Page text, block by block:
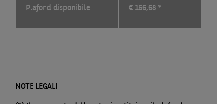
Plafond disponibile € 166,68 *
NOTE LEGALI